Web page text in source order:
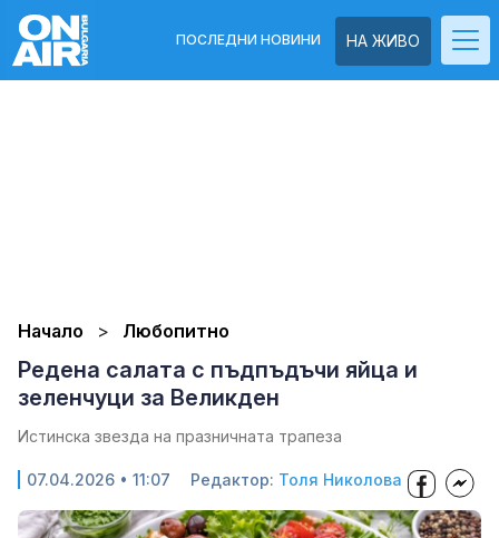
НА ЖИВО
ПОСЛЕДНИ НОВИНИ
Начало Любопитно
Редена салата с пъдпъдъчи яйца и
зеленчуци за Великден
Истинска звезда на празничната трапеза
07.04.2026 • 11:07 Редактор: Толя Николова